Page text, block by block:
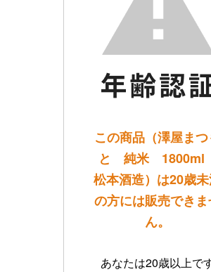
この商品（澤屋まつ
と 純米 1800ml
松本酒造）は20歳
の方には販売でき
ん。
あなたは20歳以上で